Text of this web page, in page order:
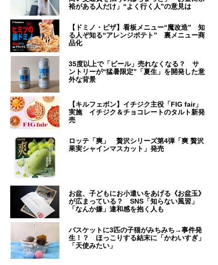
裕がある人だけ」“よく行く人”の意見は
【ドミノ・ピザ】看板メニュー“魔改造” 知
る人ぞ知る“アレンジポテト” 裏メニュー商
品化
35度以上で「ビール」売れなくなる？ サ
ントリーが“猛暑限定”「夏生」を開発した意
外な背景
【キルフェボン】イチジク主役「FIG fair」
実施 イチジク＆チョコレートのタルト新発
売
ロッテ「爽」 贅沢シリーズ第4弾「爽 贅沢
果実シャインマスカット」発売
お盆、子どもにお小遣いをあげる《お盆玉》
が広まっている？ SNS「知らない風習」
「なんか嫌」違和感を抱く人も
バスケットに3匹の子猫がみちみち→事件発
生！？ ほっこりする結末に「かわいすぎ」
「天使みたい」